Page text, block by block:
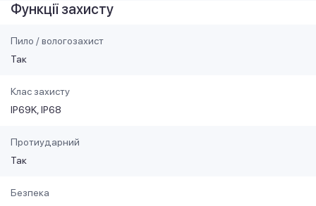
Функції захисту
Пило / вологозахист
Так
Клас захисту
IP69K, IP68
Протиударний
Так
Безпека